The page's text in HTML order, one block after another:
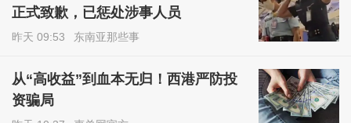
正式致歉，已惩处涉事人员
昨天 09:53 东南亚那些事
从“高收益”到血本无归！西港严防投
资骗局